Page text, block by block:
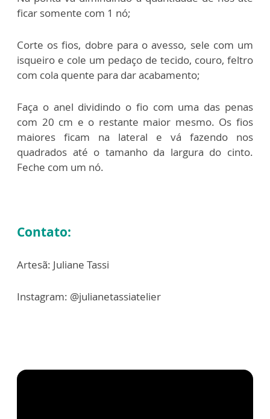
ficar somente com 1 nó;
Corte os fios, dobre para o avesso, sele com um
isqueiro e cole um pedaço de tecido, couro, feltro
com cola quente para dar acabamento;
Faça o anel dividindo o fio com uma das penas
com 20 cm e o restante maior mesmo. Os fios
maiores ficam na lateral e vá fazendo nos
quadrados até o tamanho da largura do cinto.
Feche com um nó.
Contato:
Artesã: Juliane Tassi
Instagram: @julianetassiatelier